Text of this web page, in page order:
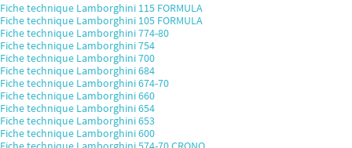
Fiche technique Lamborghini 115 FORMULA
Fiche technique Lamborghini 105 FORMULA
Fiche technique Lamborghini 774-80
Fiche technique Lamborghini 754
Fiche technique Lamborghini 700
Fiche technique Lamborghini 684
Fiche technique Lamborghini 674-70
Fiche technique Lamborghini 660
Fiche technique Lamborghini 654
Fiche technique Lamborghini 653
Fiche technique Lamborghini 600